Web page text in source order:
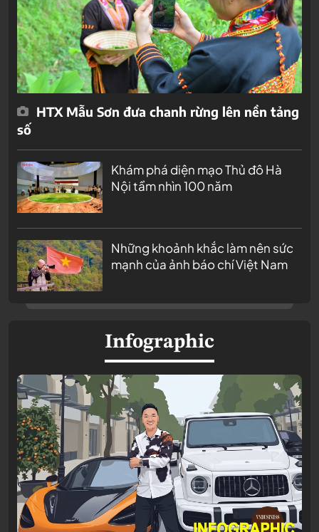
HTX Mẫu Sơn đưa chanh rừng lên nền tảng
số
Khám phá diện mạo Thủ đô Hà
Nội tầm nhìn 100 năm
Những khoảnh khắc làm nên sức
mạnh của ảnh báo chí Việt Nam
Infographic